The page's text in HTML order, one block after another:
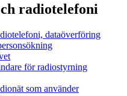
radiotelefoni
dataöverföring
för radiostyrning
som använder